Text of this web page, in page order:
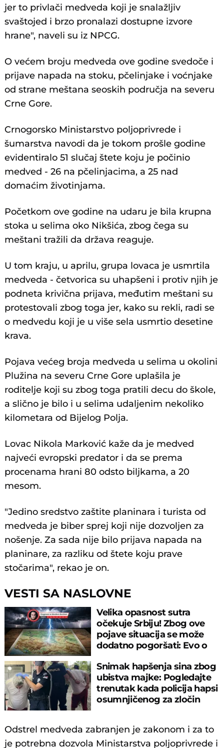
jer to privlači medveda koji je snalažljiv
svaštojed i brzo pronalazi dostupne izvore
hrane", naveli su iz NPCG.
O većem broju medveda ove godine svedoče i
prijave napada na stoku, pčelinjake i voćnjake
od strane meštana seoskih područja na severu
Crne Gore.
Crnogorsko Ministarstvo poljoprivrede i
šumarstva navodi da je tokom prošle godine
evidentiralo 51 slučaj štete koju je počinio
medved - 26 na pčelinjacima, a 25 nad
domaćim životinjama.
Početkom ove godine na udaru je bila krupna
stoka u selima oko Nikšića, zbog čega su
meštani tražili da država reaguje.
U tom kraju, u aprilu, grupa lovaca je usmrtila
medveda - četvorica su uhapšeni i protiv njih je
podneta krivična prijava, međutim meštani su
protestovali zbog toga jer, kako su rekli, radi se
o medvedu koji je u više sela usmrtio desetine
krava.
Pojava većeg broja medveda u selima u okolini
Plužina na severu Crne Gore uplašila je
roditelje koji su zbog toga pratili decu do škole,
a slično je bilo i u selima udaljenim nekoliko
kilometara od Bijelog Polja.
Lovac Nikola Marković kaže da je medved
najveći evropski predator i da se prema
procenama hrani 80 odsto biljkama, a 20
mesom.
"Jedino sredstvo zaštite planinara i turista od
medveda je biber sprej koji nije dozvoljen za
nošenje. Za sada nije bilo prijava napada na
planinare, za razliku od štete koju prave
stočarima", rekao je on.
VESTI SA NASLOVNE
Velika opasnost sutra
očekuje Srbiju! Zbog ove
pojave situacija se može
dodatno pogoršati: Evo o
Snimak hapšenja sina zbog
ubistva majke: Pogledajte
trenutak kada policija hapsi
osumnjičenog za zločin
Odstrel medveda zabranjen je zakonom i za to
je potrebna dozvola Ministarstva poljoprivrede i